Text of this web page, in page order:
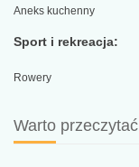
Aneks kuchenny
Sport i rekreacja:
Rowery
Warto przeczytać